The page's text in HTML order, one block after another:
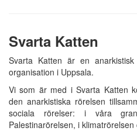
Svarta Katten
Svarta Katten är en
organisation i Uppsala.
Vi som är med i Svarta Katten
den anarkistiska rörelsen
sociala rörelser: i våra
Palestinarörelsen, i